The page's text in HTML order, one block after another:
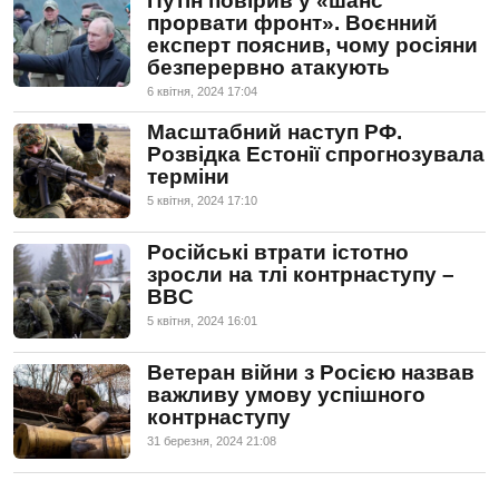
прорвати фронт». Воєнний
експерт пояснив, чому росіяни
безперервно атакують
6 квiтня, 2024 17:04
Масштабний наступ РФ.
Розвідка Естонії спрогнозувала
терміни
5 квiтня, 2024 17:10
Російські втрати істотно
зросли на тлі контрнаступу –
BBC
5 квiтня, 2024 16:01
Ветеран війни з Росією назвав
важливу умову успішного
контрнаступу
31 березня, 2024 21:08